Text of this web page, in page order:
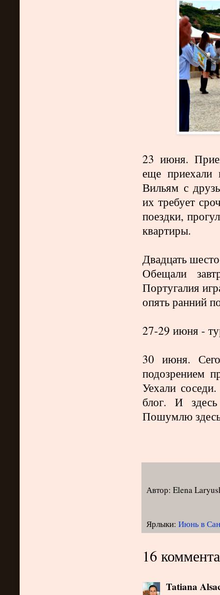
23 июня.
еще приехали
Вильям с
их требует
поездки,
квартиры.
Двадцать
Обещали
Португалия
опять ранний
27-29 июня -
30 июня.
подозрением
Уехали
блог. И
Пошумлю
Автор: Elena
Ярлыки: Июнь в
16
Tatiana